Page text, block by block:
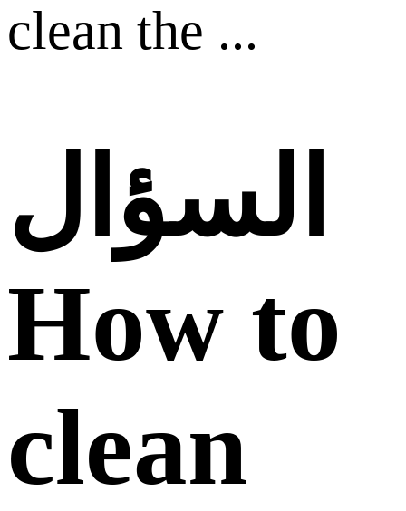
clean the ...
السؤال
How to
clean